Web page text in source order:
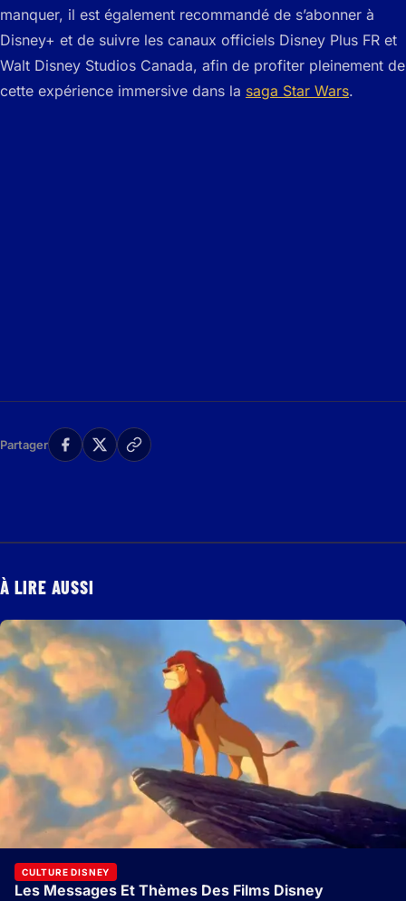
manquer, il est également recommandé de s’abonner à
Disney+ et de suivre les canaux officiels Disney Plus FR et
Walt Disney Studios Canada, afin de profiter pleinement de
cette expérience immersive dans la saga Star Wars.
Partager
À LIRE AUSSI
CULTURE DISNEY
Les Messages Et Thèmes Des Films Disney